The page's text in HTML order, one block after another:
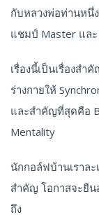
กับหลวงพ่อท่านหนึ่
แชมป์ Master และ
เรื่องนี้เป็นเรื่องส
ร่างกายให้
และสำคัญที่สุดคือ
Mentality
นักกอล์ฟบ้านเราล
สำคัญ โอกาสจะยืน
ถึง